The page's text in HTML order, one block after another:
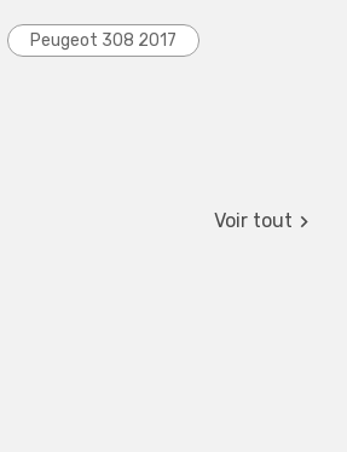
Peugeot 308 2017
Voir tout